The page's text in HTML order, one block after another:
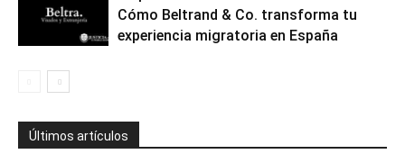
Cómo Beltrand & Co. transforma tu
experiencia migratoria en España
Últimos artículos